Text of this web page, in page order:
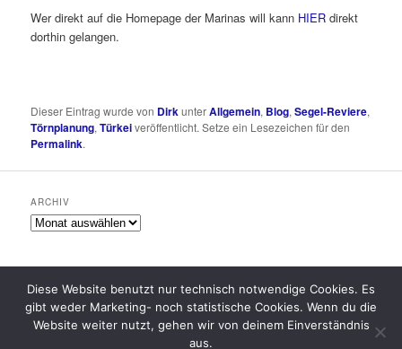
Wer direkt auf die Homepage der Marinas will kann HIER direkt
dorthin gelangen.
Dieser Eintrag wurde von DirkunterAllgemein, Blog,Segel-Reviere,
Törnplanung,Türkeiveröffentlicht. Setze ein Lesezeichen für den
Permalink.
ARCHIV
Archiv
Datenschutzerklärung Stolz präsentiert von WordPress
Diese Website benutzt nur technisch notwendige Cookies. Es
gibt weder Marketing- noch statistische Cookies. Wenn du die
Website weiter nutzt, gehen wir von deinem Einverständnis
aus.